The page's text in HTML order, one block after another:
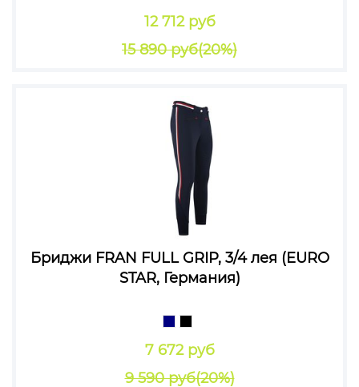
12 712 руб
15 890 руб(20%)
Бриджи FRAN FULL GRIP, 3/4 лея (EURO
STAR, Германия)
7 672 руб
9 590 руб(20%)